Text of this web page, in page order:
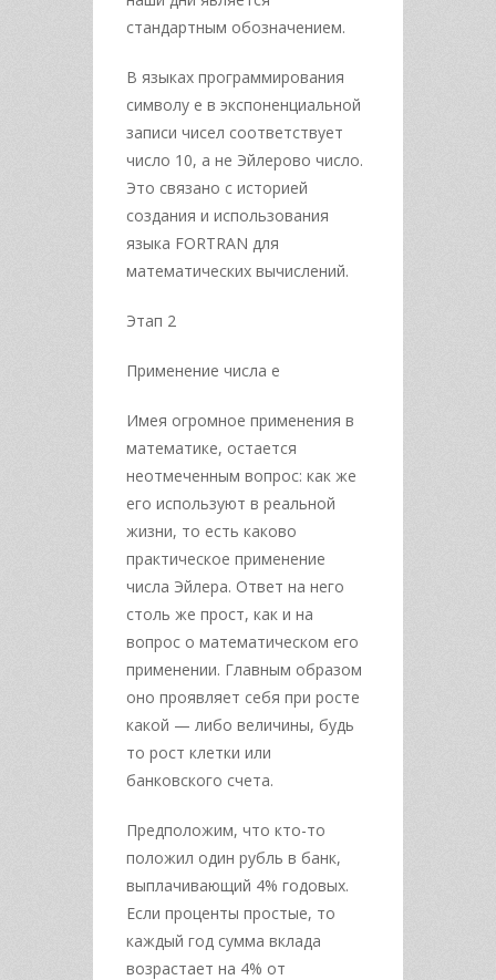
стандартным обозначением.
В языках программирования
символу e в экспоненциальной
записи чисел соответствует
число 10, а не Эйлерово число.
Это связано с историей
создания и использования
языка FORTRAN для
математических вычислений.
Этап 2
Применение числа е
Имея огромное применения в
математике, остается
неотмеченным вопрос: как же
его используют в реальной
жизни, то есть каково
практическое применение
числа Эйлера. Ответ на него
столь же прост, как и на
вопрос о математическом его
применении. Главным образом
оно проявляет себя при росте
какой — либо величины, будь
то рост клетки или
банковского счета.
Предположим, что кто-то
положил один рубль в банк,
выплачивающий 4% годовых.
Если проценты простые, то
каждый год сумма вклада
возрастает на 4% от